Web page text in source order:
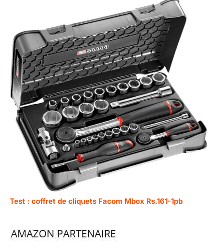
Test : coffret de cliquets Facom Mbox Rs.161-1pb